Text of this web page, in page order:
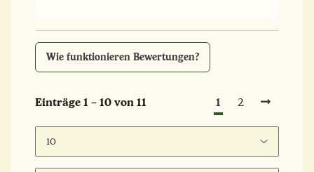
Wie funktionieren Bewertungen?
Einträge 1 – 10 von 11 1 2